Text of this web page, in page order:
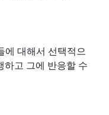
대해서 선택적으
하고 그에 반응할 수